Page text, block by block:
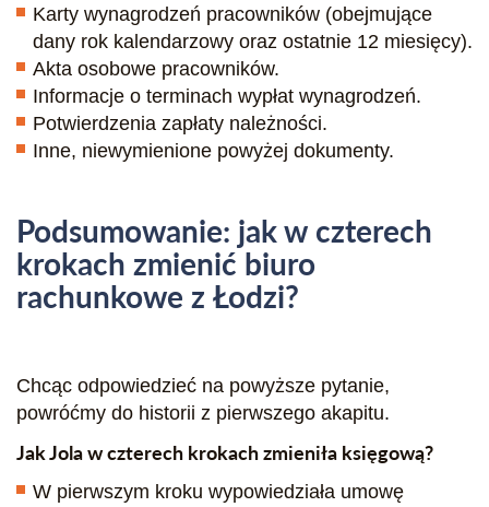
Karty wynagrodzeń pracowników (obejmujące
dany rok kalendarzowy oraz ostatnie 12 miesięcy).
Akta osobowe pracowników.
Informacje o terminach wypłat wynagrodzeń.
Potwierdzenia zapłaty należności.
Inne, niewymienione powyżej dokumenty.
Podsumowanie: jak w czterech
krokach zmienić biuro
rachunkowe z Łodzi?
Chcąc odpowiedzieć na powyższe pytanie,
powróćmy do historii z pierwszego akapitu.
Jak Jola w czterech krokach zmieniła księgową?
W pierwszym kroku wypowiedziała umowę